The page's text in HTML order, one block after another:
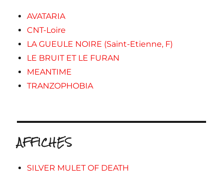
AVATARIA
CNT-Loire
LA GUEULE NOIRE (Saint-Etienne, F)
LE BRUIT ET LE FURAN
MEANTIME
TRANZOPHOBIA
AFFICHES
SILVER MULET OF DEATH